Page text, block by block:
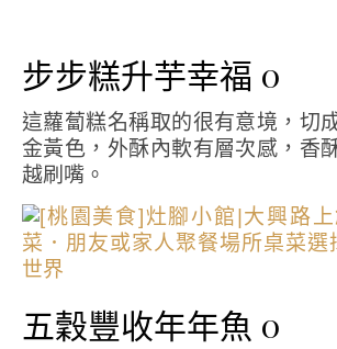
步步糕升芋幸福 0
這蘿蔔糕名稱取的很有意境，切
金黃色，外酥內軟有層次感，香
越刷嘴。
五穀豐收年年魚 0